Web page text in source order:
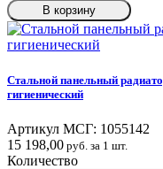
В корзину
Стальной панельный
гигиенический
Артикул МСГ: 1055142
15 198,00 руб. за 1 шт.
Количество